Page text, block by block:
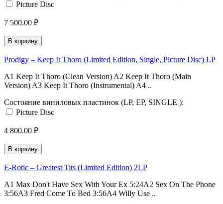
Picture Disc
7 500.00 ₽
В корзину
Prodigy ‎– Keep It Thoro (Limited Edition, Single, Picture Disc) LP
A1 Keep It Thoro (Clean Version) A2 Keep It Thoro (Main
Version) A3 Keep It Thoro (Instrumental) A4 ..
Состояние виниловых пластинок (LP, EP, SINGLE ):
Picture Disc
4 800.00 ₽
В корзину
E-Rotic ‎– Greatest Tits (Limited Edition) 2LP
A1 Max Don't Have Sex With Your Ex 5:24A2 Sex On The Phone
3:56A3 Fred Come To Bed 3:56A4 Willy Use ..